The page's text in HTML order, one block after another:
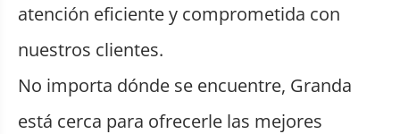
atención eficiente y comprometida con
nuestros clientes.
No importa dónde se encuentre, Granda
está cerca para ofrecerle las mejores